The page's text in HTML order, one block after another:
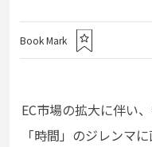
Book Mark
EC市場の拡大に伴い
「時間」のジレンマ